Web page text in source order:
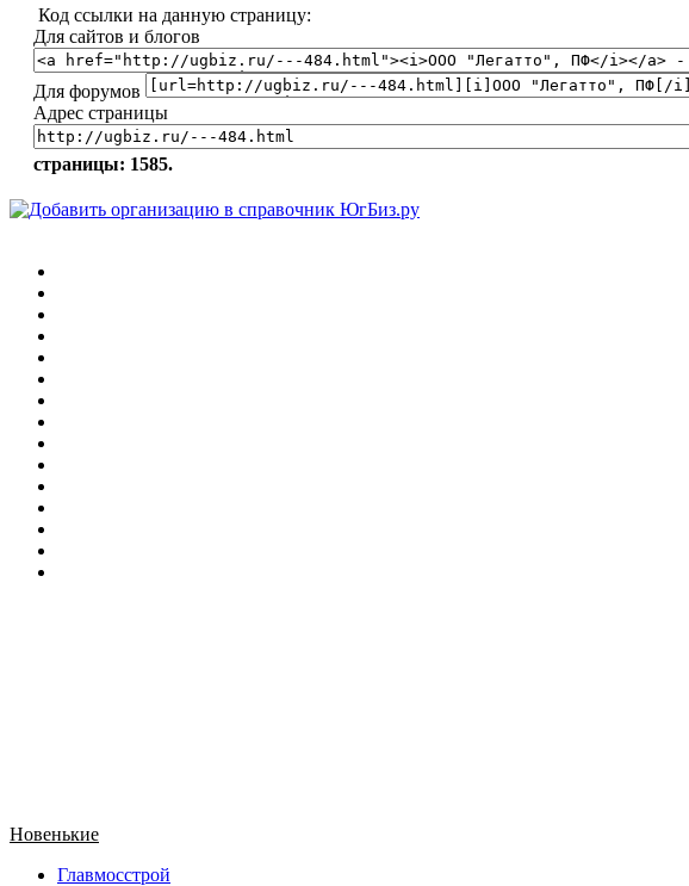
Код ссылки на данную страницу:
Для сайтов и блогов
Для форумов
Адрес страницы
страницы: 1585.
Новенькие
Главмосстрой